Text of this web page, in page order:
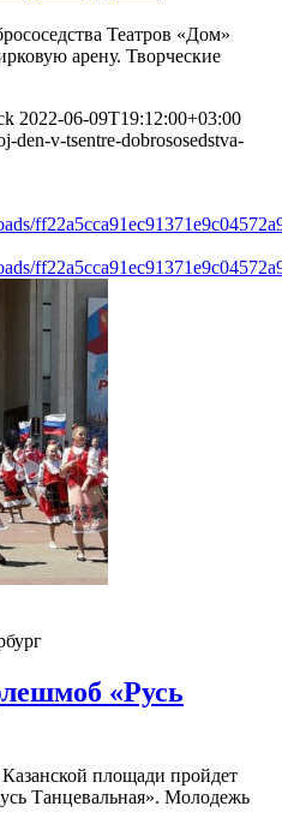
Театров «Дом»
арену. Творческие
2022-06-09T19:12:00+03:00
den-v-tsentre-dobrososedstva-
«Русь
площади пройдет
Танцевальная». Молодежь